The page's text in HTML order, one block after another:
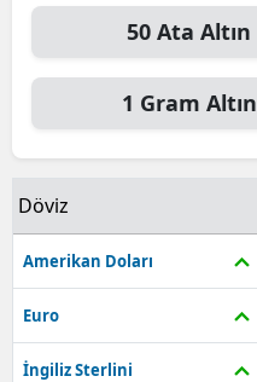
50 Ata Altın
1 Gram Altın
Döviz
Amerikan Doları
Euro
İngiliz Sterlini